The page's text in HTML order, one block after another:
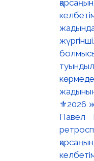
⚜️2026
Павел